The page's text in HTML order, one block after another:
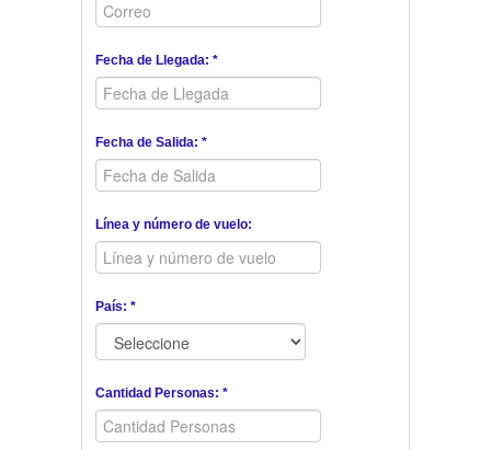
Fecha de Llegada: *
Fecha de Salida: *
Línea y número de vuelo:
País: *
Cantidad Personas: *